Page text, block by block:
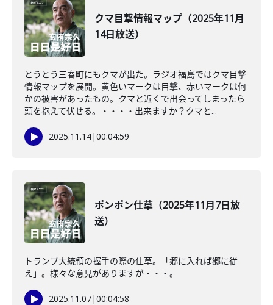
クマ目撃情報マップ（2025年11月
14日放送）
とうとう三春町にもクマが出た。ラジオ福島ではクマ目撃
情報マップを展開。黄色いマークは目撃、赤いマークは何
かの被害があったもの。クマと近くで出会ってしまったら
頭を抱えて伏せる。・・・・出来ますか？クマと...
2025.11.14|00:04:59
ポンポン仕草（2025年11月7日放
送）
トランプ大統領の握手の際の仕草。「郷に入れば郷に従
え」。様々な意見がありますが・・・。
2025.11.07|00:04:58